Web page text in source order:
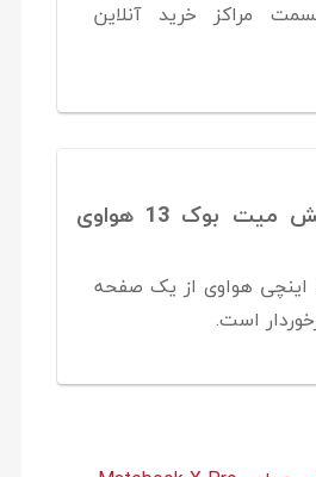
مراکز خرید آنلاین
آیا صفحه نمایش میت بوک 13 هواوی
این لپ تاپ 13 اینچی هواوی از یک صفحه
است.